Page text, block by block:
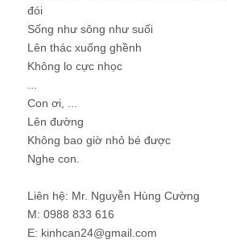
đói
Sống như sông như suối
Lên thác xuống ghềnh
Không lo cực nhọc
Con ơi, ...
Lên đường
Không bao giờ nhỏ bé được
Nghe con.
Liên hệ: Mr. Nguyễn Hùng Cường
M: 0988 833 616
E: kinhcan24@gmail.com